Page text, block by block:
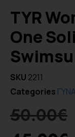
TYR
One
SKU 2211
Categories
50.00€